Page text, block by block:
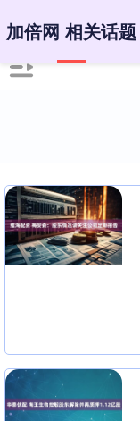
加倍网 相关话题